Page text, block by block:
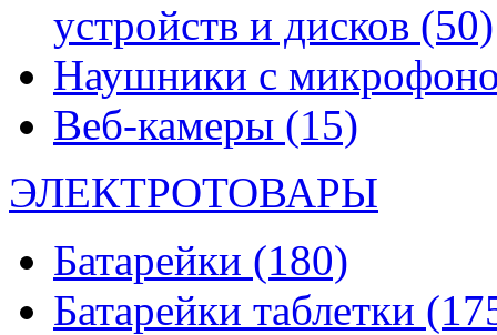
устройств и дисков (50)
Наушники с
Веб-камеры (15)
ЭЛЕКТРОТОВАРЫ
Батарейки (180)
Батарейки таблетки